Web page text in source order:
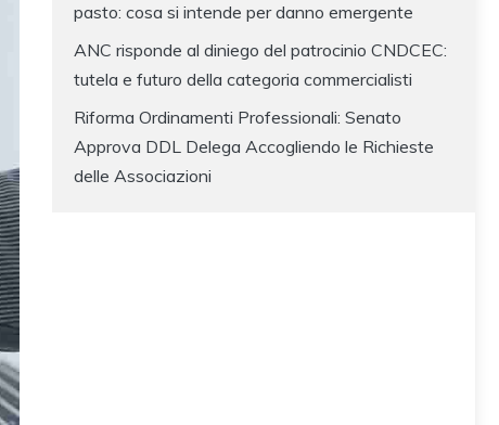
pasto: cosa si intende per danno emergente
ANC risponde al diniego del patrocinio CNDCEC:
tutela e futuro della categoria commercialisti
Riforma Ordinamenti Professionali: Senato
Approva DDL Delega Accogliendo le Richieste
delle Associazioni